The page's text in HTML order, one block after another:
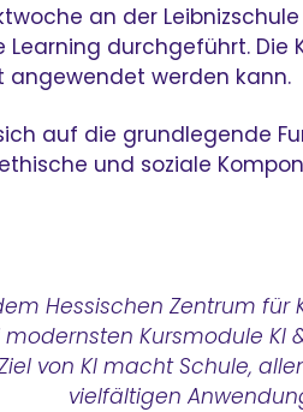
an der
Learning durchgeführt.
angewendet werden kann.
auf die grundlegende
und soziale
Hessischen Zentrum für
Kursmodule KI
von KI macht Schule,
vielfältigen